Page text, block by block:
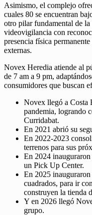
Asimismo, el complejo
cuales 80 se encuentran
otro pilar fundamental de
videovigilancia con
presencia física
externas.
Novex Heredia atiende al
de 7 am a 9 pm,
consumidores que buscan
Novex llegó a Costa
pandemia, logrando
Curridabat.
En 2021 abrió su
En 2022-2023
terrenos para sus
En 2024
un Pick Up Center.
En 2025
cuadrados, para ir
construyen la tienda
Y en 2026 llegó
grupo.